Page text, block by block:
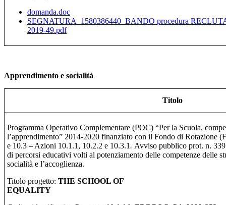
domanda.doc
SEGNATURA_1580386440_BANDO procedura
2019-49.pdf
Apprendimento e socialità
Titolo
Programma Operativo Complementare (POC) “Per la Scuola,
l’apprendimento” 2014-2020 finanziato con il Fondo di Rotazione
e 10.3 – Azioni 10.1.1, 10.2.2 e 10.3.1. Avviso pubblico prot. n.
di percorsi educativi volti al potenziamento delle competenze delle
socialità e l’accoglienza.
Titolo progetto: THE SCHOOL OF